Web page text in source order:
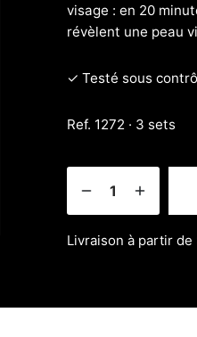
visage : en 20
révèlent une peau
✓ Testé sous
Ref. 1272 · 3 sets
Livraison à partir de